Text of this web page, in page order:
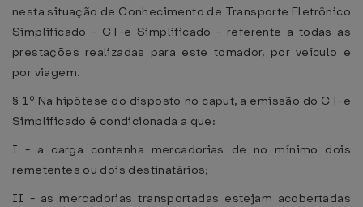
nesta situação de Conhecimento de Transporte Eletrônico
Simplificado - CT-e Simplificado - referente a todas as
prestações realizadas para este tomador, por veículo e
por viagem.
§ 1º Na hipótese do disposto no caput, a emissão do CT-e
Simplificado é condicionada a que:
I - a carga contenha mercadorias de no mínimo dois
remetentes ou dois destinatários;
II - as mercadorias transportadas estejam acobertadas